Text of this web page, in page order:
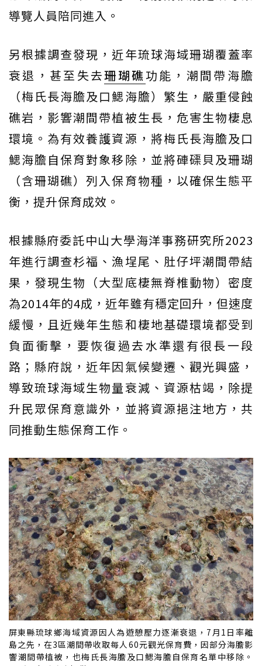
導覽人員陪同進入。
另根據調查發現，近年琉球海域珊瑚覆蓋率
衰退，甚至失去珊瑚礁 功能，潮間帶海膽
（梅氏長海膽及口鰓海膽）繁生，嚴重侵蝕
礁岩，影響潮間帶植被生長，危害生物棲息
環境。為有效養護資源，將梅氏長海膽及口
鰓海膽自保育對象移除，並將硨磲貝及珊瑚
（含珊瑚礁）列入保育物種，以確保生態平
衡，提升保育成效。
根據縣府委託中山大學海洋事務研究所2023
年進行調查杉福、漁埕尾、肚仔坪潮間帶結
果，發現生物（大型底棲無脊椎動物）密度
為2014年的4成，近年雖有穩定回升，但速度
緩慢，且近幾年生態和棲地基礎環境都受到
負面衝擊，要恢復過去水準還有很長一段
路；縣府說，近年因氣候變遷、觀光興盛，
導致琉球海域生物量衰減、資源枯竭，除提
升民眾保育意識外，並將資源挹注地方，共
同推動生態保育工作。
屏東縣琉球鄉海域資源因人為遊憩壓力逐漸衰退，7月1日率離
島之先，在3區潮間帶收取每人60元觀光保育費，因部分海膽影
響潮間帶植被，也梅氏長海膽及口鰓海膽自保育名單中移除。